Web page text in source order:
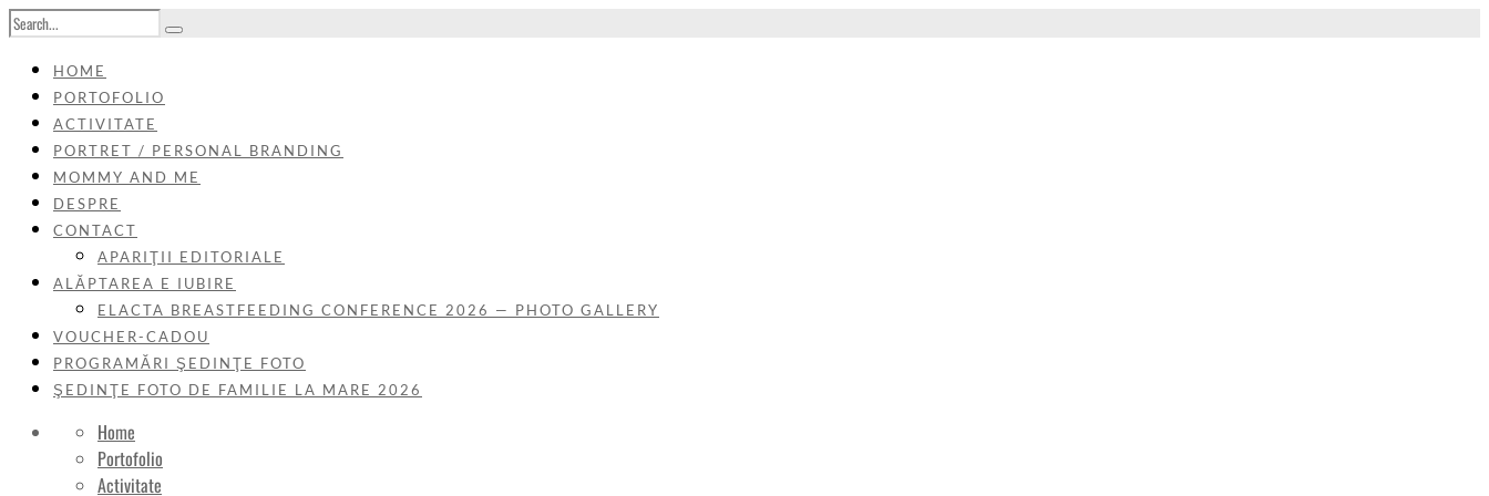
HOME
PORTOFOLIO
ACTIVITATE
PORTRET / PERSONAL BRANDING
MOMMY AND ME
DESPRE
CONTACT
APARIŢII EDITORIALE
ALĂPTAREA E IUBIRE
ELACTA BREASTFEEDING CONFERENCE 2026 — PHOTO GALLERY
VOUCHER-CADOU
PROGRAMĂRI ŞEDINŢE FOTO
ŞEDINŢE FOTO DE FAMILIE LA MARE 2026
Home
Portofolio
Activitate